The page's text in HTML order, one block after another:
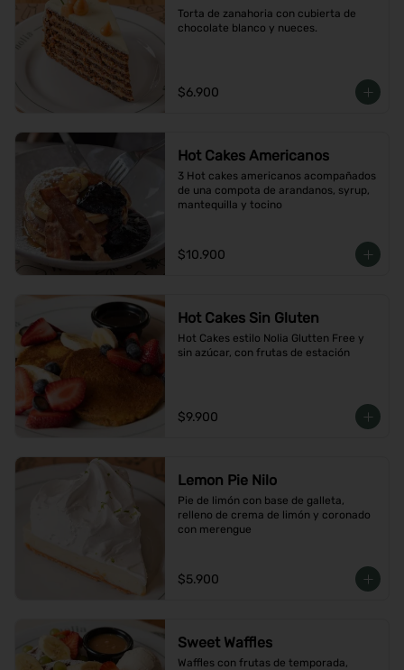
Torta de zanahoria con cubierta de
chocolate blanco y nueces.
$6.900
Hot Cakes Americanos
3 Hot cakes americanos acompañados
de una compota de arandanos, syrup,
mantequilla y tocino
$10.900
Hot Cakes Sin Gluten
Hot Cakes estilo Nolia Glutten Free y
sin azúcar, con frutas de estación
$9.900
Lemon Pie Nilo
Pie de limón con base de galleta,
relleno de crema de limón y coronado
con merengue
$5.900
Sweet Waffles
Waffles con frutas de temporada,